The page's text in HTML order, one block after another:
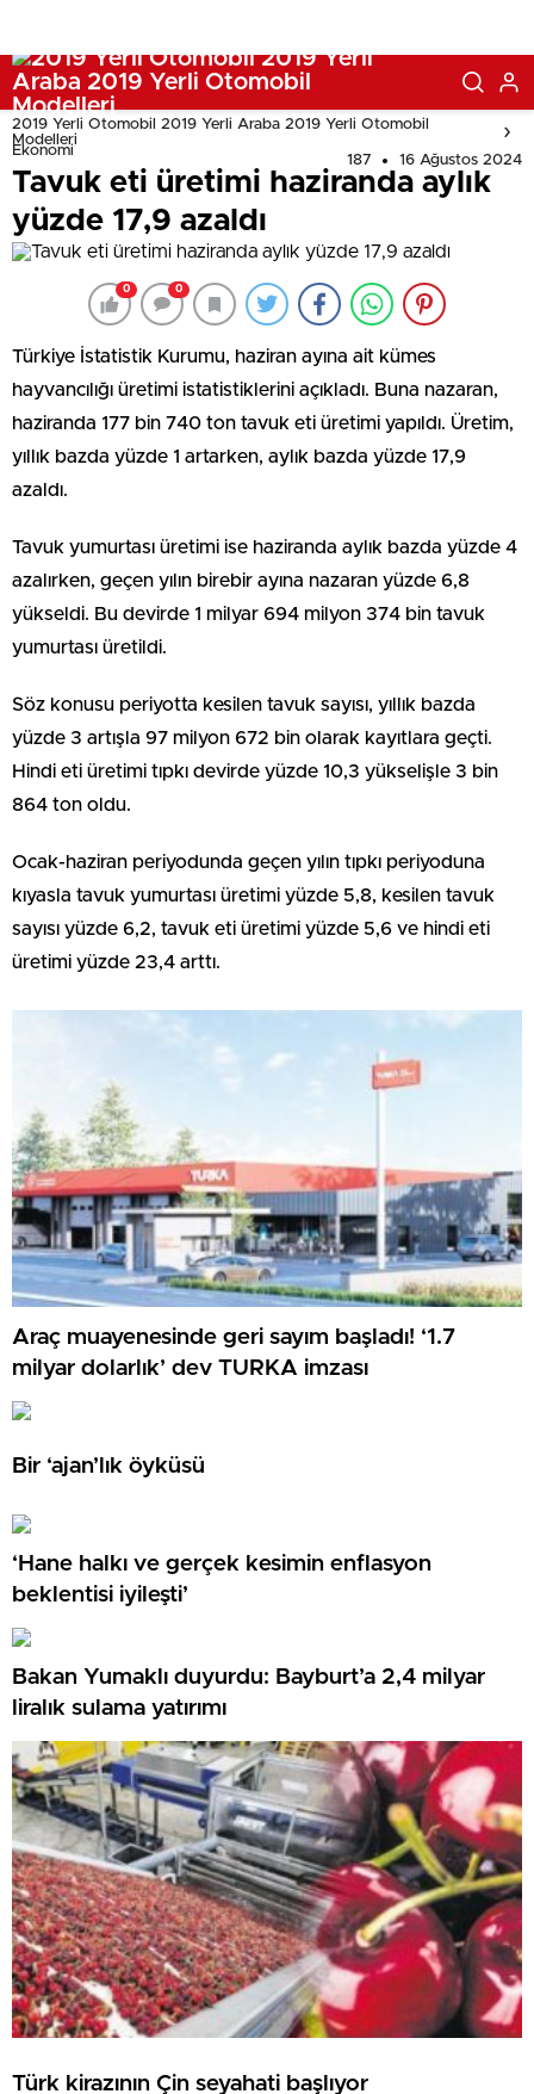
2019 Yerli Otomobil 2019 Yerli Araba 2019 Yerli Otomobil
Modelleri
Ekonomi
187 16 Ağustos 2024
Tavuk eti üretimi haziranda aylık
yüzde 17,9 azaldı
0 0
Türkiye İstatistik Kurumu, haziran ayına ait kümes
hayvancılığı üretimi istatistiklerini açıkladı. Buna nazaran,
haziranda 177 bin 740 ton tavuk eti üretimi yapıldı. Üretim,
yıllık bazda yüzde 1 artarken, aylık bazda yüzde 17,9
azaldı.
Tavuk yumurtası üretimi ise haziranda aylık bazda yüzde 4
azalırken, geçen yılın birebir ayına nazaran yüzde 6,8
yükseldi. Bu devirde 1 milyar 694 milyon 374 bin tavuk
yumurtası üretildi.
Söz konusu periyotta kesilen tavuk sayısı, yıllık bazda
yüzde 3 artışla 97 milyon 672 bin olarak kayıtlara geçti.
Hindi eti üretimi tıpkı devirde yüzde 10,3 yükselişle 3 bin
864 ton oldu.
Ocak-haziran periyodunda geçen yılın tıpkı periyoduna
kıyasla tavuk yumurtası üretimi yüzde 5,8, kesilen tavuk
sayısı yüzde 6,2, tavuk eti üretimi yüzde 5,6 ve hindi eti
üretimi yüzde 23,4 arttı.
Araç muayenesinde geri sayım başladı! ‘1.7
milyar dolarlık’ dev TURKA imzası
Bir ‘ajan’lık öyküsü
‘Hane halkı ve gerçek kesimin enflasyon
beklentisi iyileşti’
Bakan Yumaklı duyurdu: Bayburt’a 2,4 milyar
liralık sulama yatırımı
Türk kirazının Çin seyahati başlıyor